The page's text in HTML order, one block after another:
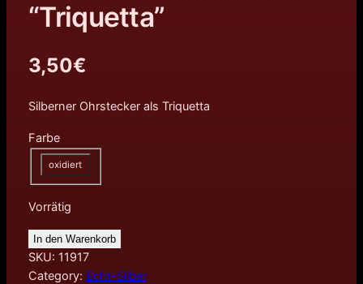
“Triquetta”
3,50€
Silberner Ohrstecker als Triquetta
Farbe
oxidiert
Vorrätig
In den Warenkorb
SKU: 11917
Category: Echt-Silber